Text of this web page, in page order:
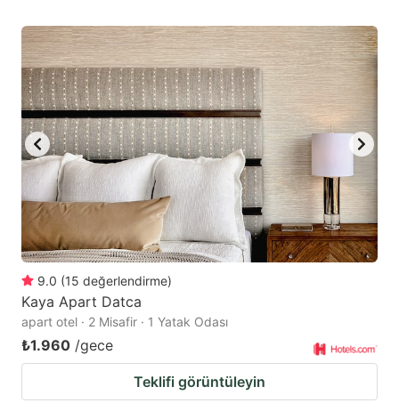
9.0 (15 değerlendirme)
Kaya Apart Datca
apart otel · 2 Misafir · 1 Yatak Odası
₺1.960 /gece
Teklifi görüntüleyin